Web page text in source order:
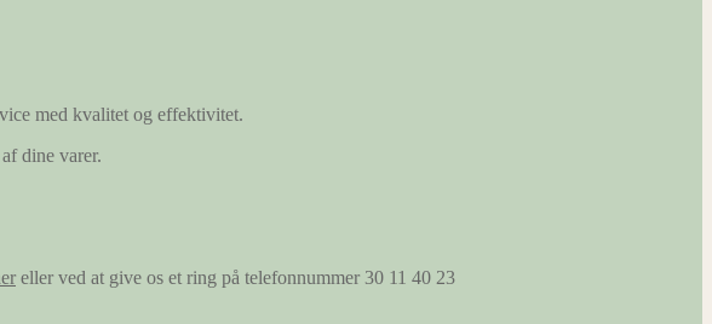
med kvalitet og effektivitet.
dine varer.
eller ved at give os et ring på telefonnummer 30 11 40 23